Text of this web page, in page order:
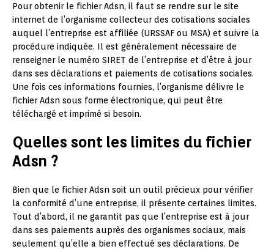
Pour obtenir le fichier Adsn, il faut se rendre sur le site
internet de l’organisme collecteur des cotisations sociales
auquel l’entreprise est affiliée (URSSAF ou MSA) et suivre la
procédure indiquée. Il est généralement nécessaire de
renseigner le numéro SIRET de l’entreprise et d’être à jour
dans ses déclarations et paiements de cotisations sociales.
Une fois ces informations fournies, l’organisme délivre le
fichier Adsn sous forme électronique, qui peut être
téléchargé et imprimé si besoin.
Quelles sont les limites du fichier
Adsn ?
Bien que le fichier Adsn soit un outil précieux pour vérifier
la conformité d’une entreprise, il présente certaines limites.
Tout d’abord, il ne garantit pas que l’entreprise est à jour
dans ses paiements auprès des organismes sociaux, mais
seulement qu’elle a bien effectué ses déclarations. De